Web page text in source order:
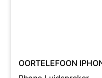
OORTELEFOON